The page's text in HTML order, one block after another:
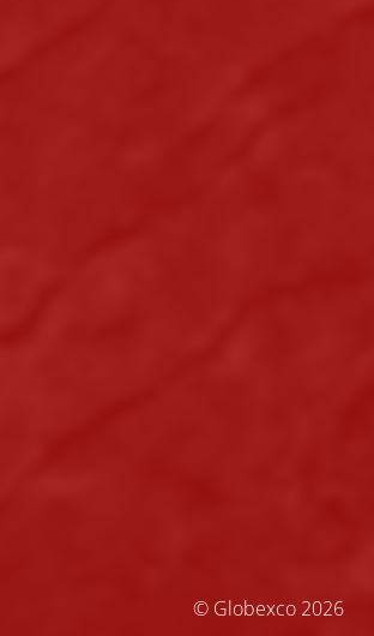
© Globexco 2026